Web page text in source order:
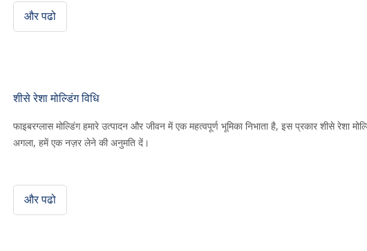
और पढो
शीसे रेशा मोल्डिंग विधि
फाइबरग्लास मोल्डिंग हमारे उत्पादन और जीवन में एक महत्वपूर्ण भूमिका निभाता है, इस प्रकार शीसे रेशा
अगला, हमें एक नज़र लेने की अनुमति दें।
और पढो